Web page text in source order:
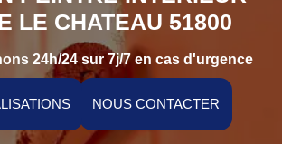
LE CHATEAU 51800
24h/24 sur 7j/7 en cas d'urgence
NOUS CONTACTER